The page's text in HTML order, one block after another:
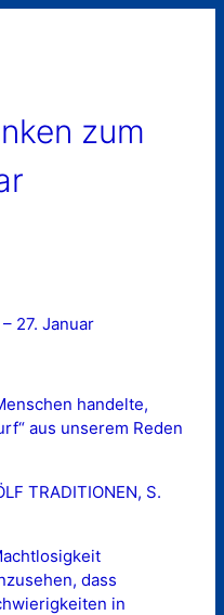
zum
27. Januar
handelte,
aus unserem Reden
TRADITIONEN, S.
dass
in